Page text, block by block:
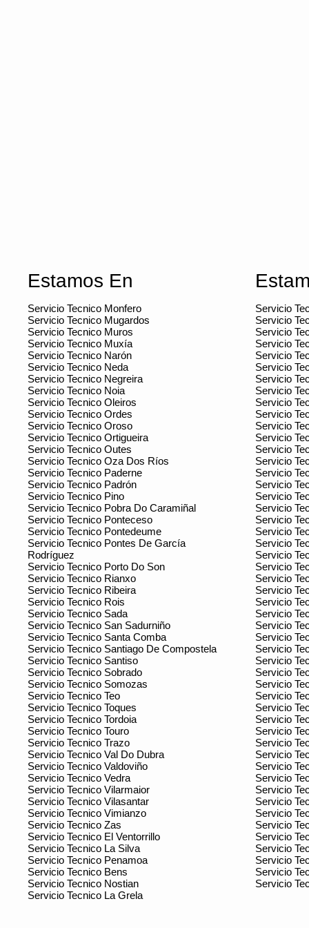
Estamos En
Servicio Tecnico Monfero
Servicio Tecnico Mugardos
Servicio Tecnico Muros
Servicio Tecnico Muxía
Servicio Tecnico Narón
Servicio Tecnico Neda
Servicio Tecnico Negreira
Servicio Tecnico Noia
Servicio Tecnico Oleiros
Servicio Tecnico Ordes
Servicio Tecnico Oroso
Servicio Tecnico Ortigueira
Servicio Tecnico Outes
Servicio Tecnico Oza Dos Ríos
Servicio Tecnico Paderne
Servicio Tecnico Padrón
Servicio Tecnico Pino
Servicio Tecnico Pobra Do Caramiñal
Servicio Tecnico Ponteceso
Servicio Tecnico Pontedeume
Servicio Tecnico Pontes De García
Rodríguez
Servicio Tecnico Porto Do Son
Servicio Tecnico Rianxo
Servicio Tecnico Ribeira
Servicio Tecnico Rois
Servicio Tecnico Sada
Servicio Tecnico San Sadurniño
Servicio Tecnico Santa Comba
Servicio Tecnico Santiago De Compostela
Servicio Tecnico Santiso
Servicio Tecnico Sobrado
Servicio Tecnico Somozas
Servicio Tecnico Teo
Servicio Tecnico Toques
Servicio Tecnico Tordoia
Servicio Tecnico Touro
Servicio Tecnico Trazo
Servicio Tecnico Val Do Dubra
Servicio Tecnico Valdoviño
Servicio Tecnico Vedra
Servicio Tecnico Vilarmaior
Servicio Tecnico Vilasantar
Servicio Tecnico Vimianzo
Servicio Tecnico Zas
Servicio Tecnico El Ventorrillo
Servicio Tecnico La Silva
Servicio Tecnico Penamoa
Servicio Tecnico Bens
Servicio Tecnico Nostian
Servicio Tecnico La Grela
Servicio
Servicio
Servicio
Servicio
Servicio
Servicio
Servicio
Servicio
Servicio
Servicio
Servicio
Servicio
Servicio
Servicio
Servicio
Servicio
Servicio
Servicio
Servicio
Servicio
Servicio
Servicio
Servicio
Servicio
Servicio
Servicio
Servicio
Servicio
Servicio
Servicio
Servicio
Servicio
Servicio
Servicio
Servicio
Servicio
Servicio
Servicio
Servicio
Servicio
Servicio
Servicio
Servicio
Servicio
Servicio
Servicio
Servicio
Servicio
Servicio
Servicio